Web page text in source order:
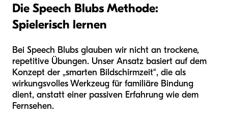
Die Speech Blubs Methode:
Spielerisch lernen
Bei Speech Blubs glauben wir nicht an trockene,
repetitive Übungen. Unser Ansatz basiert auf dem
Konzept der „smarten Bildschirmzeit“, die als
wirkungsvolles Werkzeug für familiäre Bindung
dient, anstatt einer passiven Erfahrung wie dem
Fernsehen.